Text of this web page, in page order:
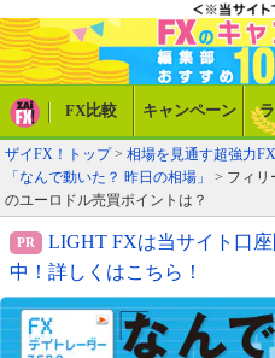
FX比較 キャンペーン
ザイFX！トップ> 相場を見通す超強力
「なんで動いた？ 昨日の相場」
> フィリ
のユーロドル売買ポイントは？
LIGHT FXは当サイト口
中！詳しくはこちら！